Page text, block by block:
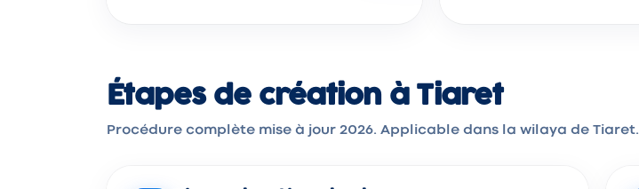
Étapes de création à Tiaret
Procédure complète mise à jour 2026. Applicable dans la wilaya de Tiaret.